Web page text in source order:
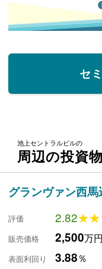
セ
池上セントラルビルの
周辺の投資
グランヴァン西馬
評価 2.82
販売価格 2,500万円
表面利回り 3.88％